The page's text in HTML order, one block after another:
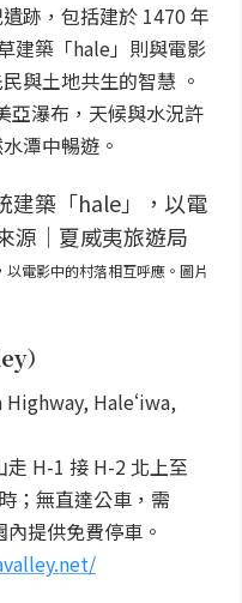
跡，包括建於 1470 年
建築「hale」則與電影
與土地共生的智慧 。
亞瀑布，天候與水況許
潭中暢遊。
電影中的村落相互呼應。圖片
）
Haleʻiwa,
走 H-1 接 H-2 北上至
；無直達公車，需
提供免費停車。